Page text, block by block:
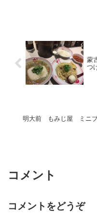
蒙
つ
明大前 もみじ屋 ミニブ
コメント
コメントをどうぞ